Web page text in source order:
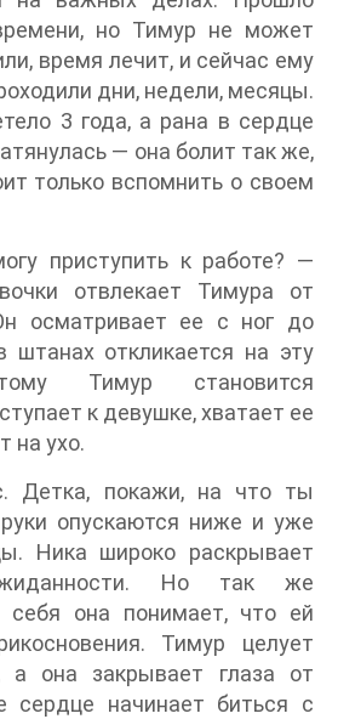
но Тимур не может
время лечит, и сейчас ему
дни, недели, месяцы.
3 года, а рана в сердце
— она болит так же,
только вспомнить о своем
приступить к работе? —
отвлекает Тимура от
осматривает ее с ног до
штанах откликается на эту
Тимур становится
к девушке, хватает ее
на ухо.
Детка, покажи, на что ты
опускаются ниже и уже
Ника широко раскрывает
Но так же
себя она понимает, что ей
Тимур целует
она закрывает глаза от
сердце начинает биться с